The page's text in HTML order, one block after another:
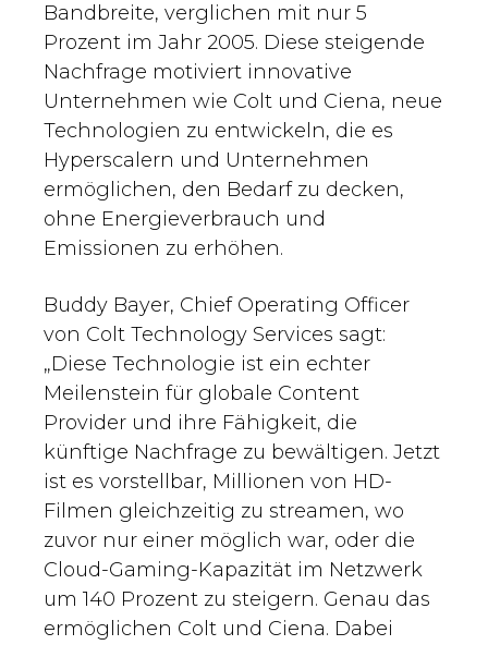
Bandbreite, verglichen mit nur 5
Prozent im Jahr 2005. Diese steigende
Nachfrage motiviert innovative
Unternehmen wie Colt und Ciena, neue
Technologien zu entwickeln, die es
Hyperscalern und Unternehmen
ermöglichen, den Bedarf zu decken,
ohne Energieverbrauch und
Emissionen zu erhöhen.
Buddy Bayer, Chief Operating Officer
von Colt Technology Services sagt:
„Diese Technologie ist ein echter
Meilenstein für globale Content
Provider und ihre Fähigkeit, die
künftige Nachfrage zu bewältigen. Jetzt
ist es vorstellbar, Millionen von HD-
Filmen gleichzeitig zu streamen, wo
zuvor nur einer möglich war, oder die
Cloud-Gaming-Kapazität im Netzwerk
um 140 Prozent zu steigern. Genau das
ermöglichen Colt und Ciena. Dabei